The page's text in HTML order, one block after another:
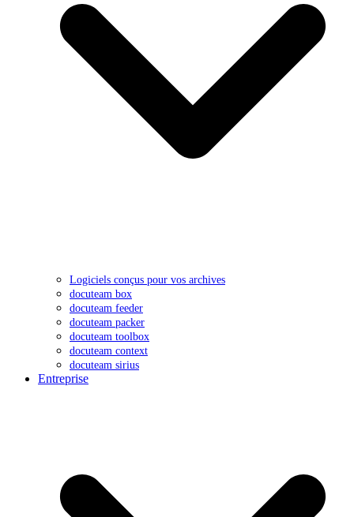
Logiciels conçus pour vos archives
docuteam box
docuteam feeder
docuteam packer
docuteam toolbox
docuteam context
docuteam sirius
Entreprise